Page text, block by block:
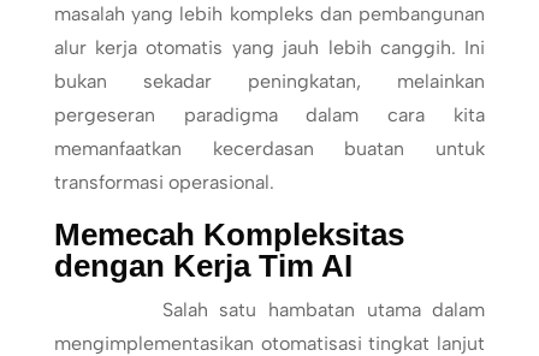
masalah yang lebih kompleks dan pembangunan
alur kerja otomatis yang jauh lebih canggih. Ini
bukan sekadar peningkatan, melainkan
pergeseran paradigma dalam cara kita
memanfaatkan kecerdasan buatan untuk
transformasi operasional.
Memecah Kompleksitas
dengan Kerja Tim AI
Salah satu hambatan utama dalam
mengimplementasikan otomatisasi tingkat lanjut